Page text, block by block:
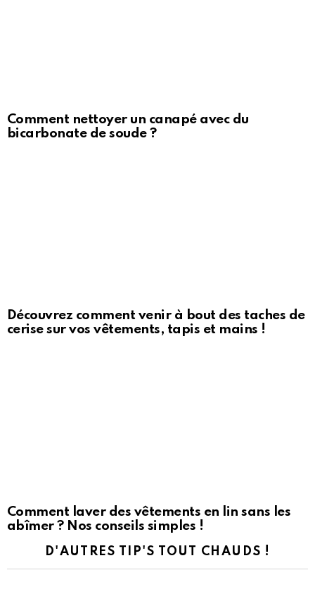
Comment nettoyer un canapé avec du
bicarbonate de soude ?
Découvrez comment venir à bout des taches de
cerise sur vos vêtements, tapis et mains !
Comment laver des vêtements en lin sans les
abîmer ? Nos conseils simples !
D'AUTRES TIP'S TOUT CHAUDS !